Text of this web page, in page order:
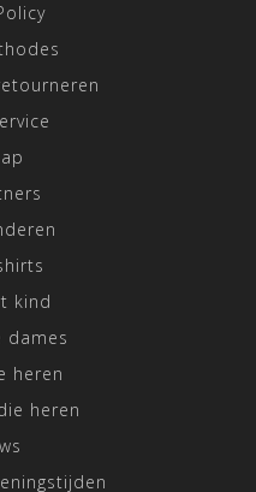
kind
dames
heren
heren